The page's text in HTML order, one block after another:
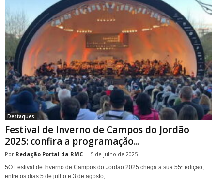
Destaques
Festival de Inverno de Campos do Jordão
2025: confira a programação...
Redação Portal da RMC - 5 de julho de 2025
5O Festival de Inverno de Campos do Jordão 2025 chega à sua 55ª edição,
entre os dias 5 de julho e 3 de agosto,...